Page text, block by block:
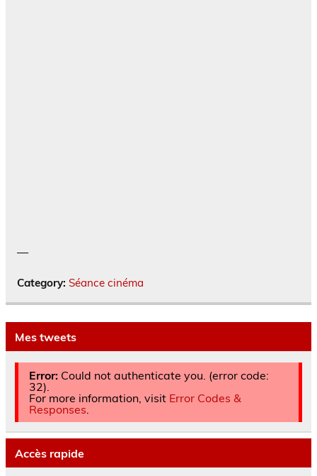
—
Category: Séance cinéma
Mes tweets
Error:Could not authenticate you. (error code:
32).
For more information, visit Error Codes &
Responses.
Accès rapide